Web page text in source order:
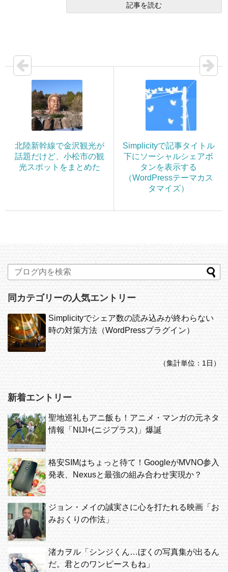
記事を読む
北陸新幹線で金沢観光が
話題だけど、小松市の観
光スポットをまとめた
Simplicityで記事タイトル
下にソーシャルシェアボ
タンを表示する
（WordPressテーマカス
タマイズ）
同カテゴリーの人気エントリー
Simplicityでシェア数の読み込みが終わらない
時の対策方法（WordPressプラグイン）
（集計単位：1日）
新着エントリー
聖地巡礼もアニ飯も！アニメ・マンガの元ネタ
情報「NIJI+(ニジプラス)」爆誕
格安SIMはちょっと待て！GoogleがMVNO参入
発表、Nexusと最強の組み合わせ実現か？
ジョン・メイの誠実さに心を打たれる映画「お
みおくりの作法」
渚カヲル「シンジくん…ぼくの写真集が出るん
だ。君とのワンピースもね」